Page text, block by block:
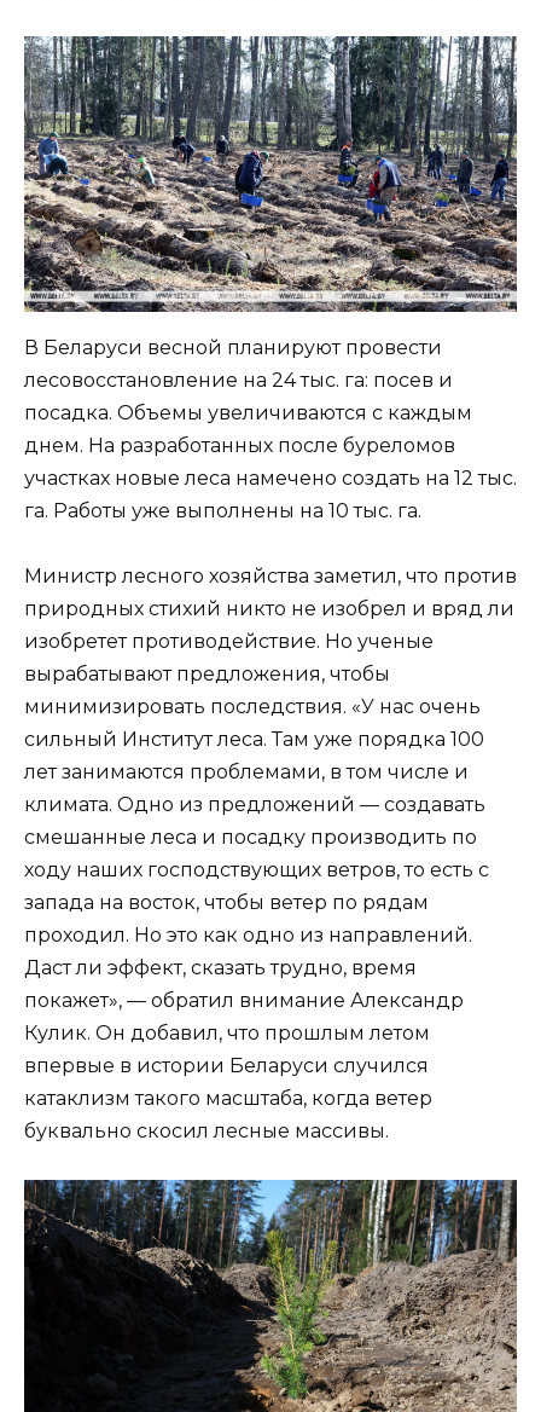
В Беларуси весной планируют провести
лесовосстановление на 24 тыс. га: посев и
посадка. Объемы увеличиваются с каждым
днем. На разработанных после буреломов
участках новые леса намечено создать на 12 тыс.
га. Работы уже выполнены на 10 тыс. га.
Министр лесного хозяйства заметил, что против
природных стихий никто не изобрел и вряд ли
изобретет противодействие. Но ученые
вырабатывают предложения, чтобы
минимизировать последствия. «У нас очень
сильный Институт леса. Там уже порядка 100
лет занимаются проблемами, в том числе и
климата. Одно из предложений — создавать
смешанные леса и посадку производить по
ходу наших господствующих ветров, то есть с
запада на восток, чтобы ветер по рядам
проходил. Но это как одно из направлений.
Даст ли эффект, сказать трудно, время
покажет», — обратил внимание Александр
Кулик. Он добавил, что прошлым летом
впервые в истории Беларуси случился
катаклизм такого масштаба, когда ветер
буквально скосил лесные массивы.